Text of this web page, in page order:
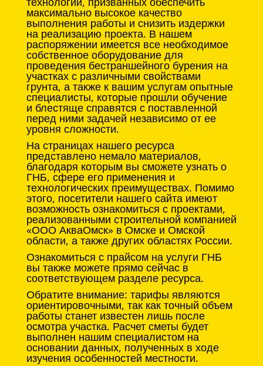
максимально высокое качество
выполнения работы и снизить издержки
на реализацию проекта. В нашем
распоряжении имеется все необходимое
собственное оборудование для
проведения бестраншейного бурения на
участках с различными свойствами
грунта, а также к вашим услугам опытные
специалисты, которые прошли обучение
и блестяще справятся с поставленной
перед ними задачей независимо от ее
уровня сложности.
На страницах нашего ресурса
представлено немало материалов,
благодаря которым вы сможете узнать о
ГНБ, сфере его применения и
технологических преимуществах. Помимо
этого, посетители нашего сайта имеют
возможность ознакомиться с проектами,
реализованными строительной компанией
«ООО АкваОмск» в Омске и Омской
области, а также других областях России.
Ознакомиться с прайсом на услуги ГНБ
вы также можете прямо сейчас в
соответствующем разделе ресурса.
Обратите внимание: тарифы являются
ориентировочными, так как точный объем
работы станет известен лишь после
осмотра участка. Расчет сметы будет
выполнен нашим специалистом на
основании данных, полученных в ходе
изучения особенностей местности.